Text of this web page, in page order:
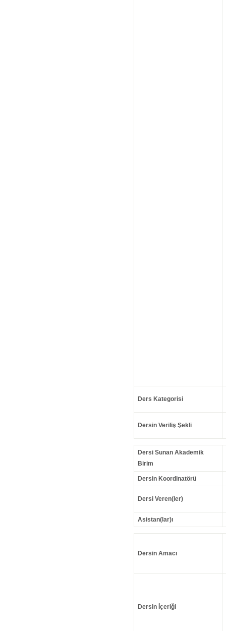
Ders Kategorisi
Dersin Veriliş Şekli
Dersi Sunan Akademik
Birim
Dersin Koordinatörü
Dersi Veren(ler)
Asistan(lar)ı
Dersin Amacı
Dersin İçeriği